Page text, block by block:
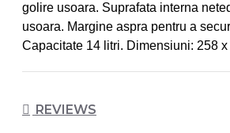
golire usoara. Suprafata interna
usoara. Margine aspra pentru a
Capacitate 14 litri. Dimensiuni: 258 x
REVIEWS